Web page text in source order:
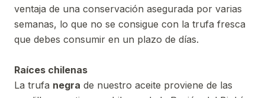
ventaja de una conservación asegurada por varias
semanas, lo que no se consigue con la trufa fresca
que debes consumir en un plazo de días.
Raíces chilenas
La trufa negra de nuestro aceite proviene de las